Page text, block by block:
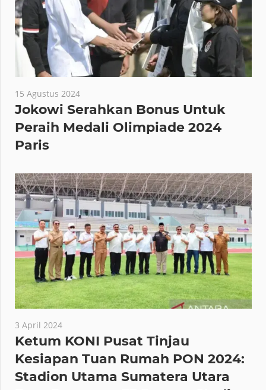
15 Agustus 2024
Jokowi Serahkan Bonus Untuk
Peraih Medali Olimpiade 2024
Paris
3 April 2024
Ketum KONI Pusat Tinjau
Kesiapan Tuan Rumah PON 2024:
Stadion Utama Sumatera Utara